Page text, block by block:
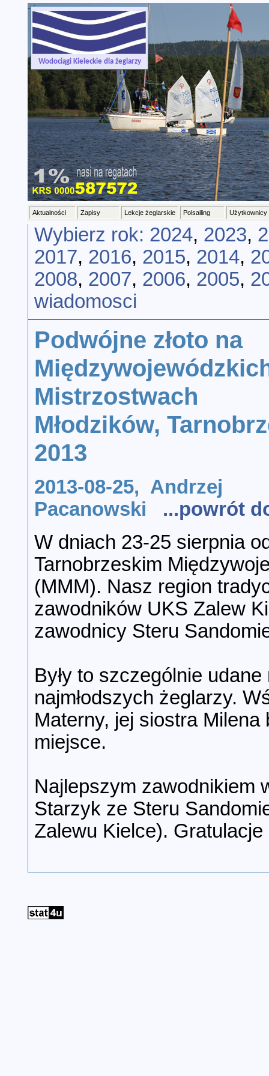
Wodociągi Kieleckie dla żeglarzy
-->
Aktualności Zapisy Lekcje żeglarskie Polsailing Użytkownicy
Wybierz rok: 2024, 2023,
2017, 2016, 2015, 2014,
2008, 2007, 2006, 2005,
wiadomosci
Podwójne złoto na
Mistrzostwach
Młodzików,
2013
2013-08-25, Andrzej
Pacanowski ...powrót
W dniach 23-25 sierpnia
Tarnobrzeskim
(MMM). Nasz region
zawodników UKS Zalew
zawodnicy Steru
Były to szczególnie
najmłodszych żeglarzy.
Materny, jej siostra Milena
miejsce.
Najlepszym zawodnikiem
Starzyk ze Steru
Zalewu Kielce).